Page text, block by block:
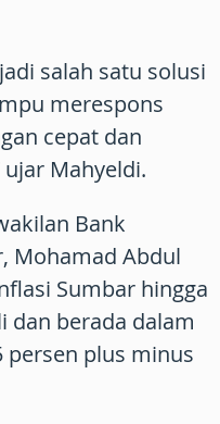
salah satu solusi
merespons
cepat dan
Mahyeldi.
Bank
Mohamad Abdul
Sumbar hingga
dan berada dalam
persen plus minus